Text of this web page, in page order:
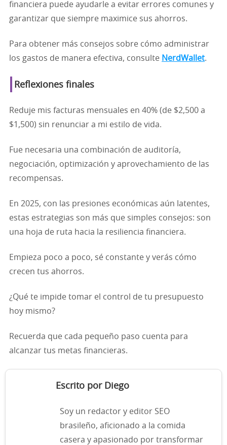
financiera puede ayudarle a evitar errores comunes y
garantizar que siempre maximice sus ahorros.
Para obtener más consejos sobre cómo administrar
los gastos de manera efectiva, consulte NerdWallet.
Reflexiones finales
Reduje mis facturas mensuales en 40% (de $2,500 a
$1,500) sin renunciar a mi estilo de vida.
Fue necesaria una combinación de auditoría,
negociación, optimización y aprovechamiento de las
recompensas.
En 2025, con las presiones económicas aún latentes,
estas estrategias son más que simples consejos: son
una hoja de ruta hacia la resiliencia financiera.
Empieza poco a poco, sé constante y verás cómo
crecen tus ahorros.
¿Qué te impide tomar el control de tu presupuesto
hoy mismo?
Recuerda que cada pequeño paso cuenta para
alcanzar tus metas financieras.
Escrito por Diego
Soy un redactor y editor SEO
brasileño, aficionado a la comida
casera y apasionado por transformar